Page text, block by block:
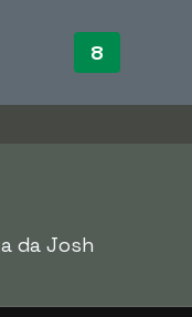
8
da Josh